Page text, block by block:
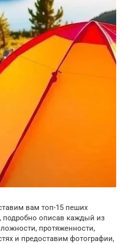
вам топ-15 пеших
подробно описав каждый из
протяженности,
и предоставим фотографии,